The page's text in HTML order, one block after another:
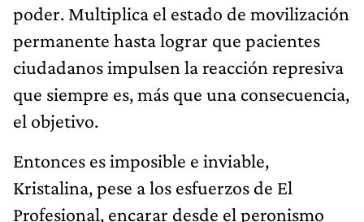
que siempre es, más que una consecuencia,
el objetivo.
Entonces es imposible e inviable,
Kristalina, pese a los esfuerzos de El
Profesional, encarar desde el peronismo
asediado las reformas económicas para
plantar un capitalismo tolerable.